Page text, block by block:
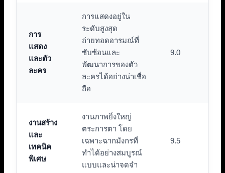
การ
แสดง
และตัว
ละคร
การแสดงอยู่ใน
ระดับสูงสุด
ถ่ายทอดอารมณ์ที่
ซับซ้อนและ
พัฒนาการของตัว
ละครได้อย่างน่าเชื่อ
ถือ
9.0
งานสร้าง
และ
เทคนิค
พิเศษ
งานภาพยิ่งใหญ่
ตระการตา โดย
เฉพาะฉากมังกรที่
ทำได้อย่างสมบูรณ์
แบบและน่าจดจำ
9.5